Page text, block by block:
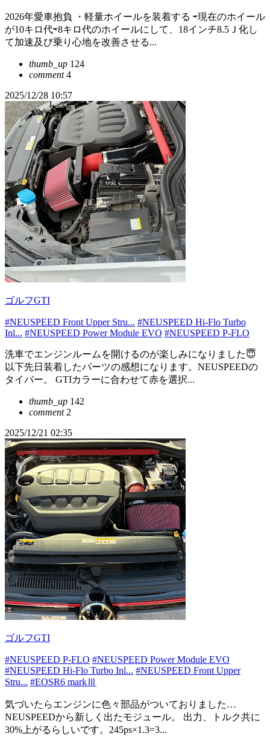
2026年愛車抱負 ・軽量ホイールを装着する ⇨現在のホイール
が10キロ代⇨8キロ代のホイールにして、18インチ8.5Ｊ化し
て加速及び乗り心地を改善させる...
thumb_up 124
comment4
2025/12/28 10:57
ゴルフGTI
#NEUSPEED Front Upper Stru... #NEUSPEED Hi-Flo Turbo
Inl... #NEUSPEED Power Module EVO #NEUSPEED P-FLO
洗車でエンジンルームを開けるのが楽しみになりました😇
以下先日装着したパーツの感想になります。NEUSPEEDの
タイバー。 GTIカラーに合わせて赤を選択...
thumb_up 142
comment2
2025/12/21 02:35
ゴルフGTI
#NEUSPEED P-FLO #NEUSPEED Power Module EVO
#NEUSPEED Hi-Flo Turbo Inl... #NEUSPEED Front Upper
Stru... #EOSR6 markⅢ
気づいたらエンジンに色々部品がついておりました…
NEUSPEEDから新しく出たモジュール。 出力、トルク共に
30%上がるらしいです。245ps×1.3=3...